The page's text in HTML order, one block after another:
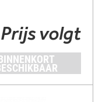
Prijs volgt